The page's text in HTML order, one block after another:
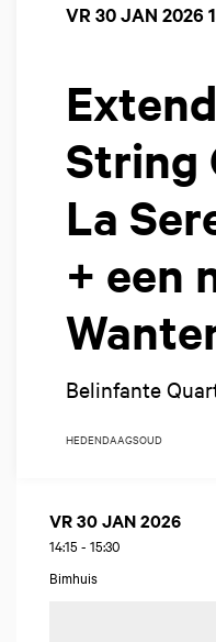
String
La
+ een
Belinfante
VR 30 JAN 2026
HEDENDAAGSOUD
VR 30 JAN 2026
14:15 - 15:30
Bimhuis